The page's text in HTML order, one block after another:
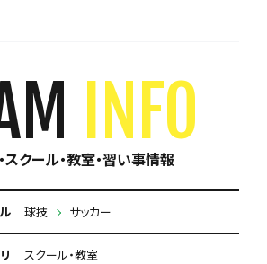
INFO
スクール・教室・習い事情報
球技 サッカー
スクール・教室